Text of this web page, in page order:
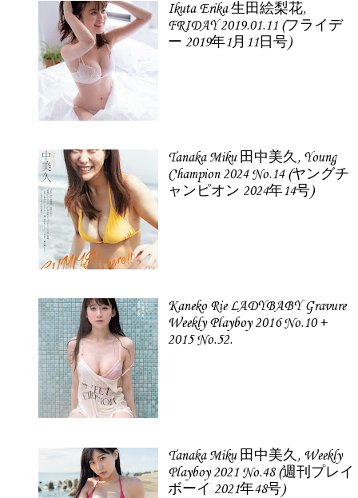
Ikuta Erika 生田絵梨花,
FRIDAY 2019.01.11 (フライデ
ー 2019年1月11日号)
Tanaka Miku 田中美久, Young
Champion 2024 No.14 (ヤングチ
ャンピオン 2024年14号)
Kaneko Rie LADYBABY Gravure
Weekly Playboy 2016 No.10 +
2015 No.52.
Tanaka Miku 田中美久, Weekly
Playboy 2021 No.48 (週刊プレイ
ボーイ 2021年48号)